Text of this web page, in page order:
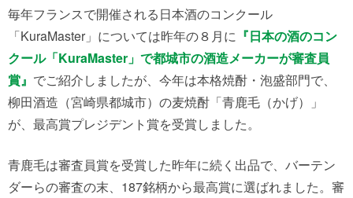
毎年フランスで開催される日本酒のコンクール
「KuraMaster」については昨年の８月に 『日本の酒のコン
クール「KuraMaster」で都城市の酒造メーカーが審査員
賞』 でご紹介しましたが、今年は本格焼酎・泡盛部門で、
柳田酒造（宮崎県都城市）の麦焼酎「青鹿毛（かげ）」
が、最高賞プレジデント賞を受賞しました。
青鹿毛は審査員賞を受賞した昨年に続く出品で、バーテン
ダーらの審査の末、187銘柄から最高賞に選ばれました。審